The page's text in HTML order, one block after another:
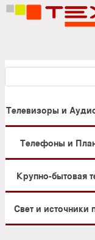
Телевизоры и
Телефоны и
Крупно-бытовая
Свет и источники